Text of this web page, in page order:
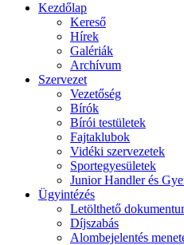
Kezdőlap
Kereső
Hírek
Galériák
Archívum
Szervezet
Vezetőség
Bírók
Bírói testületek
Fajtaklubok
Vidéki szervezetek
Sportegyesületek
Junior Handler és
Ügyintézés
Letölthető
Díjszabás
Alombejelentés